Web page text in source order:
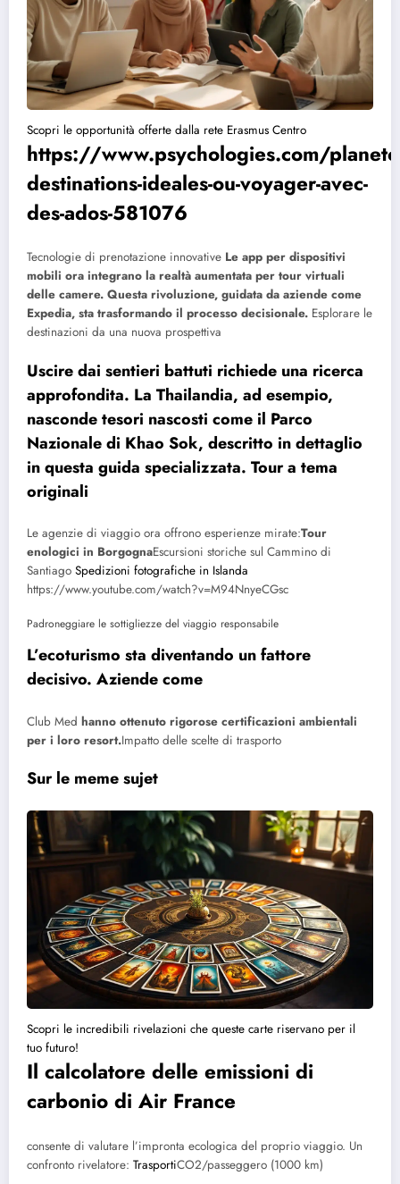
Scopri le opportunità offerte dalla rete Erasmus Centro
https://www.psychologies.com/
destinations-ideales-ou-voyager-avec-
des-ados-581076
Tecnologie di prenotazione innovative Le app per dispositivi
mobili ora integrano la realtà aumentata per tour virtuali
delle camere. Questa rivoluzione, guidata da aziende come
Expedia, sta trasformando il processo decisionale. Esplorare le
destinazioni da una nuova prospettiva
Uscire dai sentieri battuti richiede una ricerca
approfondita. La Thailandia, ad esempio,
nasconde tesori nascosti come il Parco
Nazionale di Khao Sok, descritto in dettaglio
in questa guida specializzata. Tour a tema
originali
Le agenzie di viaggio ora offrono esperienze mirate:Tour
enologici in BorgognaEscursioni storiche sul Cammino di
Santiago Spedizioni fotografiche in Islanda
https://www.youtube.com/watch?v=M94NnyeCGsc
Padroneggiare le sottigliezze del viaggio responsabile
L’ecoturismo sta diventando un fattore
decisivo. Aziende come
Club Med hanno ottenuto rigorose certificazioni ambientali
per i loro resort.Impatto delle scelte di trasporto
Sur le meme sujet
Scopri le incredibili rivelazioni che queste carte riservano per il
tuo futuro!
Il calcolatore delle emissioni di
carbonio di Air France
consente di valutare l’impronta ecologica del proprio viaggio. Un
confronto rivelatore: TrasportiCO2/passeggero (1000 km)